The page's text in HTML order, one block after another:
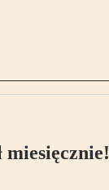
miesięcznie!